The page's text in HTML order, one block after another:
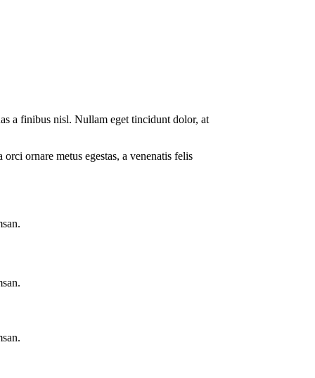
a finibus nisl. Nullam eget tincidunt dolor, at
ornare metus egestas, a venenatis felis